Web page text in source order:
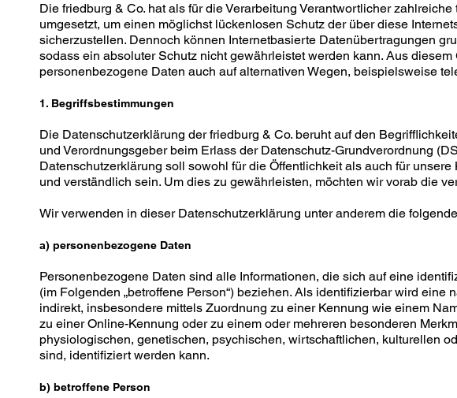
Die friedburg & Co. hat als für die Verarbeitung Verantwortlicher
umgesetzt, um einen möglichst lückenlosen Schutz der über diese
sicherzustellen. Dennoch können Internetbasierte Datenübertragungen
sodass ein absoluter Schutz nicht gewährleistet werden kann. Aus
personenbezogene Daten auch auf alternativen Wegen, beispielsweise
1. Begriffsbestimmungen
Die Datenschutzerklärung der friedburg & Co. beruht auf den
und Verordnungsgeber beim Erlass der Datenschutz-Grundverordnung
Datenschutzerklärung soll sowohl für die Öffentlichkeit als auch für
und verständlich sein. Um dies zu gewährleisten, möchten wir vorab die
Wir verwenden in dieser Datenschutzerklärung unter anderem die
a) personenbezogene Daten
Personenbezogene Daten sind alle Informationen, die sich auf eine
(im Folgenden „betroffene Person“) beziehen. Als identifizierbar wird eine
indirekt, insbesondere mittels Zuordnung zu einer Kennung wie einem
zu einer Online-Kennung oder zu einem oder mehreren besonderen
physiologischen, genetischen, psychischen, wirtschaftlichen, kulturellen
sind, identifiziert werden kann.
b) betroffene Person